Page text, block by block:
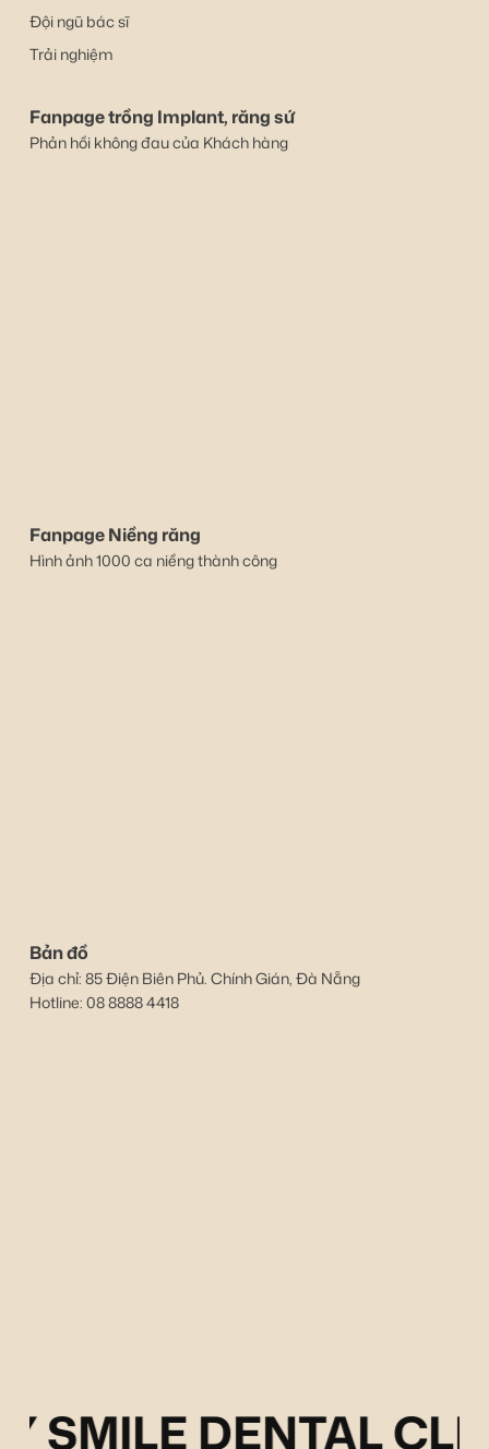
Đội ngũ bác sĩ
Trải nghiệm
Fanpage trồng Implant, răng sứ
Phản hồi không đau của Khách hàng
Fanpage Niềng răng
Hình ảnh 1000 ca niềng thành công
Bản đồ
Địa chỉ: 85 Điện Biên Phủ. Chính Gián, Đà Nẵng
Hotline: 08 8888 4418
SMILE DENTAL